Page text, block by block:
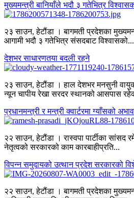
मुख्यमन्त्री बानियाँले भदौ ३ गतेभित्र
२३ साउन, हेटौंडा । बागमती प्रदेशका
आगामी भदौ ३ गतेभित्र संसदबाट विश्वासको...
देशभर साधारणतया बदली रहने
२३ साउन, हेटौंडा । हाल देशभर मनसुनी
न्यून चापीय रेखा सरदर स्थानको आसपास
प्रधानमन्त्री र मन्त्री क्वार्टरमा ग्याँसको
२२ साउन, हेटौंडा । रास्वपा पार्टीका सांसद
नेतृत्वको सरकारको काम कारबाहीप्रति...
विपन्न समुदायको उत्थान प्रदेश सरकारको
२२ साउन, हेटौंडा । बागमती प्रदेशका